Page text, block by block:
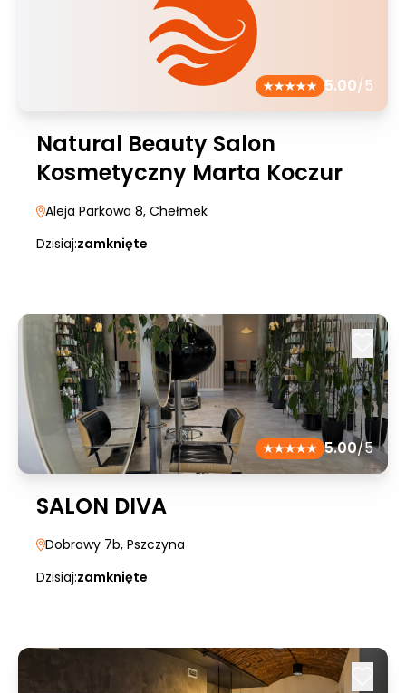
5.00/5
Natural Beauty Salon
Kosmetyczny Marta Koczur
Aleja Parkowa 8, Chełmek
Dzisiaj:zamknięte
5.00/5
SALON DIVA
Dobrawy 7b, Pszczyna
Dzisiaj:zamknięte